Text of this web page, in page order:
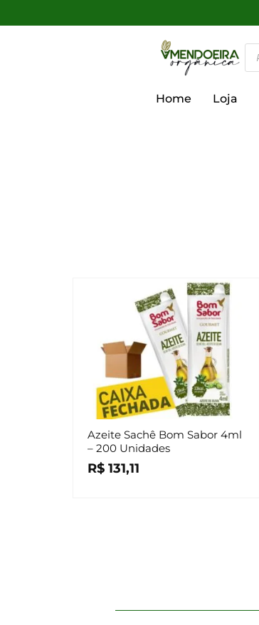
Home Loja
Azeite Sachê Bom Sabor 4ml
– 200 Unidades
R$ 131,11